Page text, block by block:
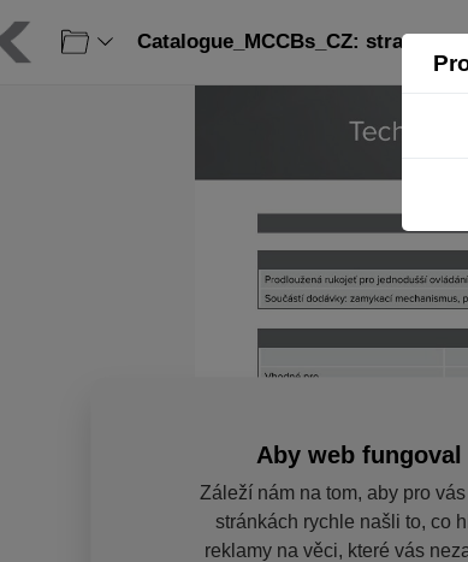
Catalogue_MCCBs_CZ: strana 348
Aby web
Záleží nám na tom, aby pro
stránkách rychle našli to, co
reklamy na věci, které vás